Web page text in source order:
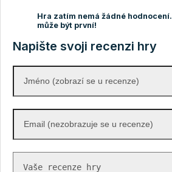
Hra zatím nemá žádné
může být první!
Napište svoji recenzi hry